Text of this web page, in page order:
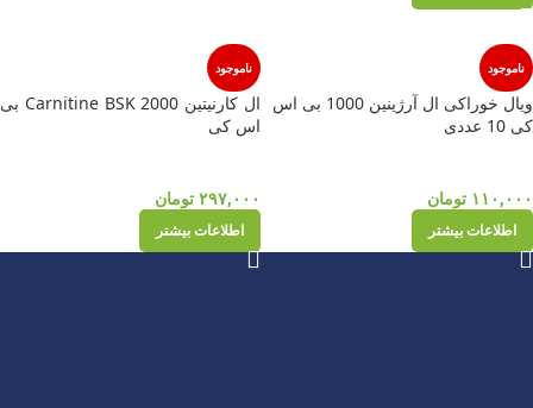
ناموجود
ویال خوراکی ال آرژینین 1000 بی اس
کی 10 عددی
۱۱۰,۰۰۰ تومان
اطلاعات بیشتر
ناموجود
ال کارنیتین Carnitine BSK 2000 بی
اس کی
۲۹۷,۰۰۰ تومان
اطلاعات بیشتر